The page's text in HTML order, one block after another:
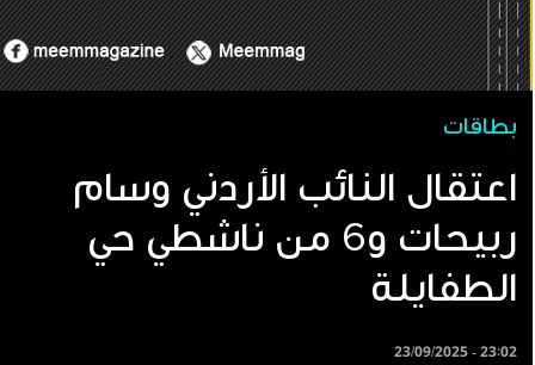
بطاقات
اعتقال النائب الأردني وسام
ربيحات و6 من ناشطي حي
الطفايلة
23/09/2025 - 23:02